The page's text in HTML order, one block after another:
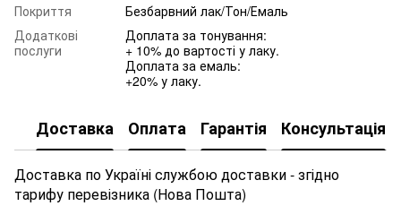
Покриття
Безбарвний лак/Тон/Емаль
Додаткові
послуги
Доплата за тонування:
+ 10% до вартості у лаку.
Доплата за емаль:
+20% у лаку.
Доставка Оплата Гарантія Консультація
Доставка по Україні службою доставки - згідно
тарифу перевізника (Нова Пошта)